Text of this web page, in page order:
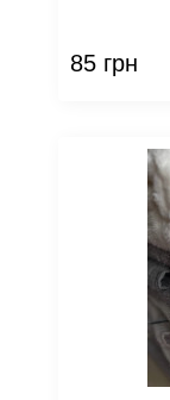
85 грн